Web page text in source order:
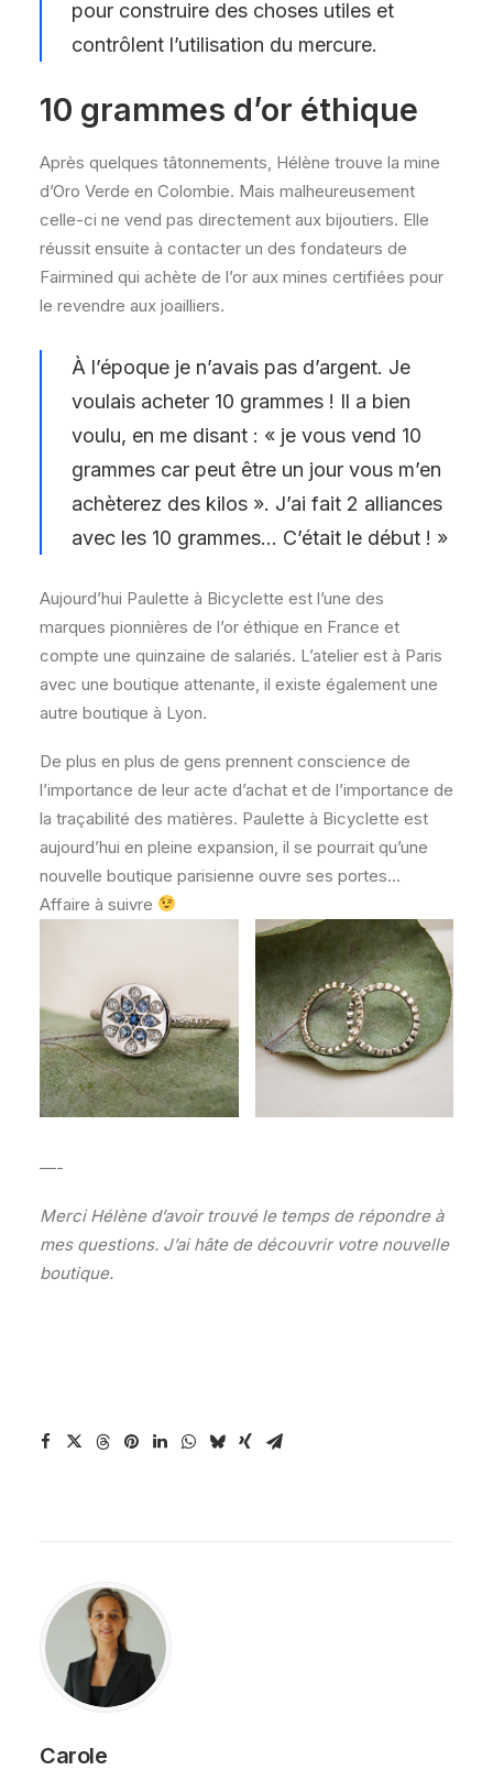
pour construire des choses utiles et
contrôlent l’utilisation du mercure.
10 grammes d’or éthique
Après quelques tâtonnements, Hélène trouve la mine
d’Oro Verde en Colombie. Mais malheureusement
celle-ci ne vend pas directement aux bijoutiers. Elle
réussit ensuite à contacter un des fondateurs de
Fairmined qui achète de l’or aux mines certifiées pour
le revendre aux joailliers.
À l’époque je n’avais pas d’argent. Je
voulais acheter 10 grammes ! Il a bien
voulu, en me disant : « je vous vend 10
grammes car peut être un jour vous m’en
achèterez des kilos ». J’ai fait 2 alliances
avec les 10 grammes… C’était le début ! »
Aujourd’hui Paulette à Bicyclette est l’une des
marques pionnières de l’or éthique en France et
compte une quinzaine de salariés. L’atelier est à Paris
avec une boutique attenante, il existe également une
autre boutique à Lyon.
De plus en plus de gens prennent conscience de
l’importance de leur acte d’achat et de l’importance de
la traçabilité des matières. Paulette à Bicyclette est
aujourd’hui en pleine expansion, il se pourrait qu’une
nouvelle boutique parisienne ouvre ses portes…
Affaire à suivre
—-
Merci Hélène d’avoir trouvé le temps de répondre à
mes questions. J’ai hâte de découvrir votre nouvelle
boutique.
Carole